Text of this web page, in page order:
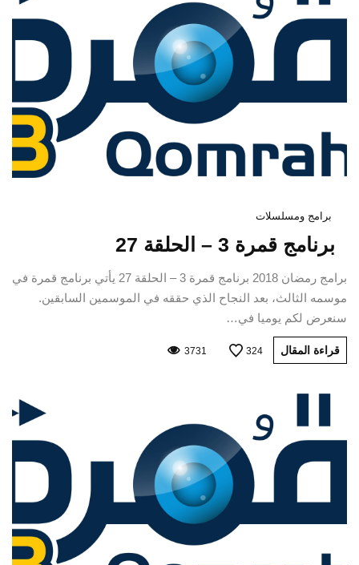
برامج ومسلسلات
برنامج قمرة 3 – الحلقة 27
برامج رمضان 2018 برنامج قمرة 3 – الحلقة 27 يأتي برنامج قمرة في
موسمه الثالث، بعد النجاح الذي حققه في الموسمين السابقين.
سنعرض لكم يوميا في…
قراءة المقال 324
3731